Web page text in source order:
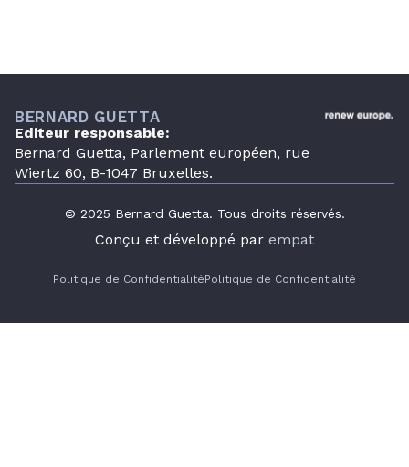
BERNARD GUETTA
Editeur responsable:
Bernard Guetta, Parlement européen, rue
Wiertz 60, B-1047 Bruxelles.
© 2025 Bernard Guetta. Tous droits réservés.
Conçu et développé par empat
Politique de ConfidentialitéPolitique de Confidentialité